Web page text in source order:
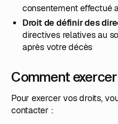
consentement effectué
Droit de définir des
directives relatives au
après votre décès
Comment
Pour exercer vos droits,
contacter :